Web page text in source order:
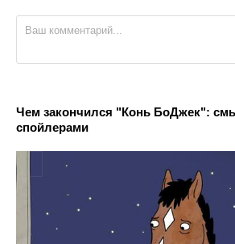
Чем закончился "Конь БоДжек":
спойлерами